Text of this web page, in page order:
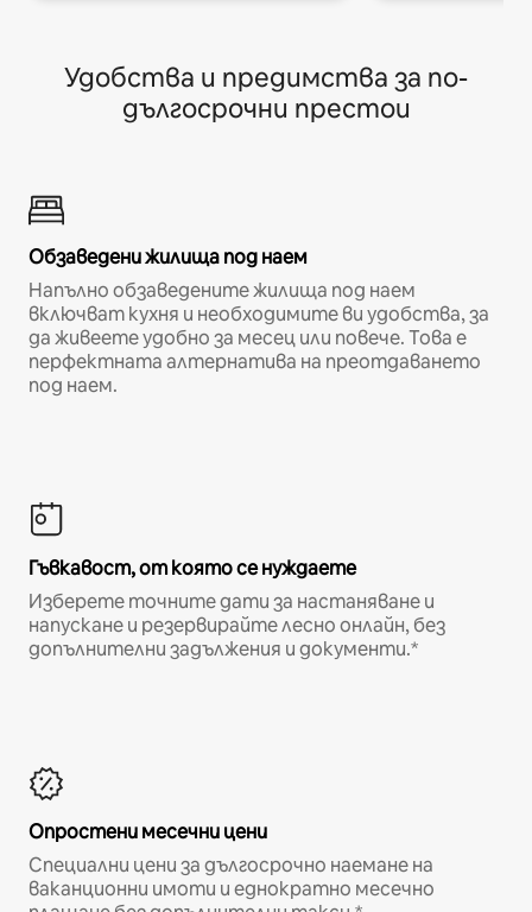
Удобства и предимства за по-
дългосрочни престои
Обзаведени жилища под наем
Напълно обзаведените жилища под наем
включват кухня и необходимите ви удобства, за
да живеете удобно за месец или повече. Това е
перфектната алтернатива на преотдаването
под наем.
Гъвкавост, от която се нуждаете
Изберете точните дати за настаняване и
напускане и резервирайте лесно онлайн, без
допълнителни задължения и документи.*
Опростени месечни цени
Специални цени за дългосрочно наемане на
ваканционни имоти и еднократно месечно